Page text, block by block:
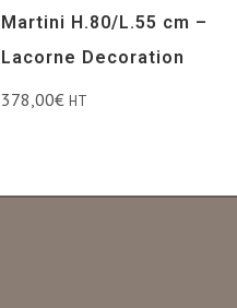
Martini H.80/L.55 cm –
Lacorne Decoration
378,00€ HT